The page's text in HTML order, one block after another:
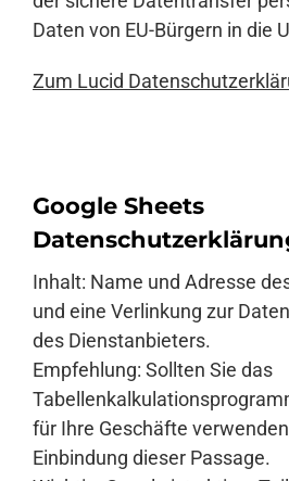
Daten von EU-Bürgern in die
Zum Lucid
Google Sheets
Inhalt: Name und Adresse
und eine Verlinkung zur
des Dienstanbieters.
Empfehlung: Sollten Sie das
für Ihre Geschäfte
Einbindung dieser Passage.